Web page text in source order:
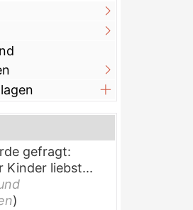
gefragt:
Kinder liebst...
)